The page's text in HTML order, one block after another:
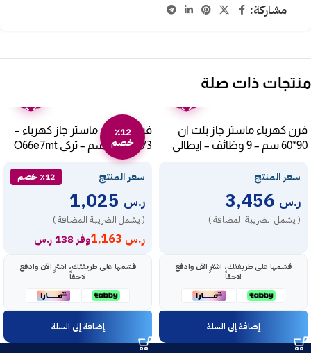
مشاركة:
منتجات ذات صلة
فرن كهرباء ماستر جاز بلت ان
90*60 سم – 9 وظائف – ايطالى
سعر المنتج
ر.س
( يشمل الضريبة المضافة )
قسّمها على طريقتك، اشترِ الآن وادفع
لاحقاً
إضافة إلى السلة
٪12
خصم
فرن بلت ان ماستر جاز كهرباء –
73 لتر – 60 سم – تركي O66e7mt
سعر المنتج ٪12 خصم
ر.س
( يشمل الضريبة المضافة )
ر.س1,163 وفر 138 ر.س
قسّمها على طريقتك، اشترِ الآن وادفع
لاحقاً
إضافة إلى السلة